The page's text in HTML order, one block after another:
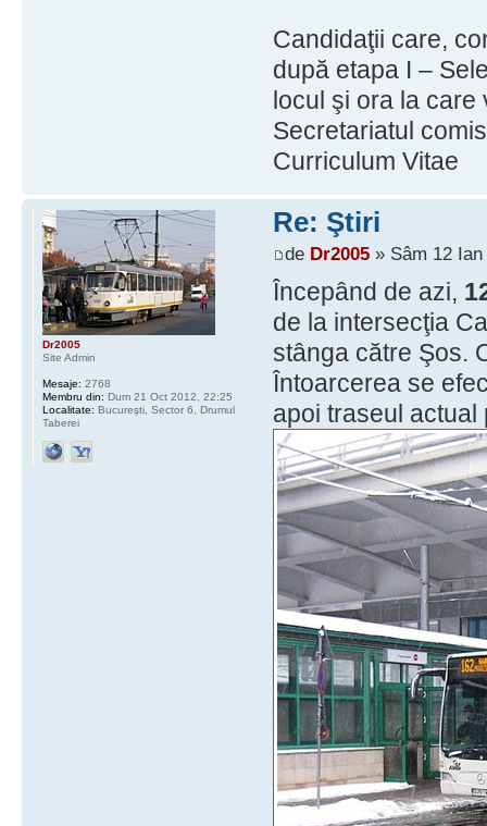
Candidaţii care,
după etapa I –
locul şi ora la care
Secretariatul
Curriculum Vitae
Re: Ştiri
de Dr2005» Sâm 12 Ian
Începând de azi,
de la intersecţia
stânga către Şos.
Întoarcerea se
apoi traseul actual
Dr2005
Site Admin
Mesaje: 2768
Membru din: Dum 21 Oct 2012, 22:25
Localitate: Bucureşti, Sector 6, Drumul
Taberei